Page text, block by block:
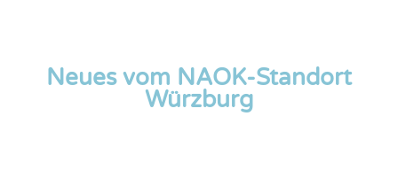
Neues vom NAOK-Standort
Würzburg